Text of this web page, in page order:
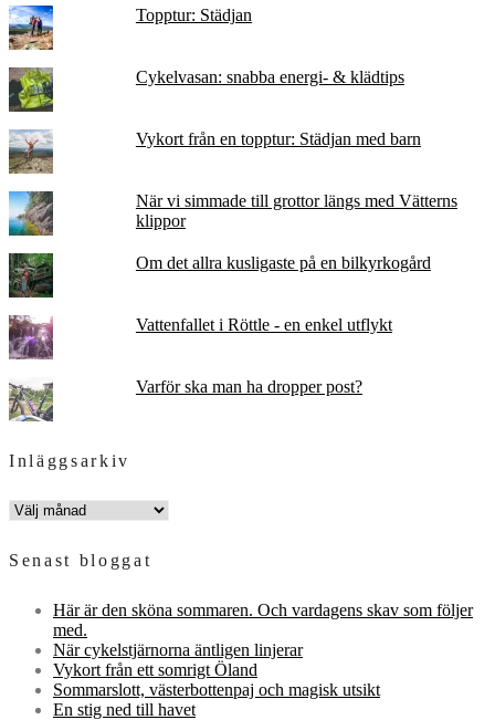
Topptur: Städjan
Cykelvasan: snabba energi- & klädtips
Vykort från en topptur: Städjan med barn
När vi simmade till grottor längs med Vätterns
klippor
Om det allra kusligaste på en bilkyrkogård
Vattenfallet i Röttle - en enkel utflykt
Varför ska man ha dropper post?
Inläggsarkiv
INLÄGGSARKIV
Senast bloggat
Här är den sköna sommaren. Och vardagens skav som följer
med.
När cykelstjärnorna äntligen linjerar
Vykort från ett somrigt Öland
Sommarslott, västerbottenpaj och magisk utsikt
En stig ned till havet